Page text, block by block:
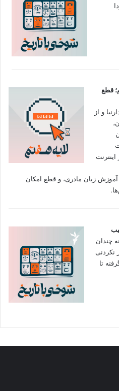
قطع
و از
زبان مادری، و قطع امکان
چندان
نکردنی‌
تا